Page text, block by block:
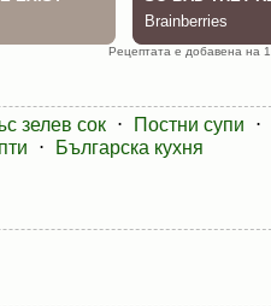
Рецептата е добавена на
зелев сок ⋅ Постни супи
⋅
⋅ Българска кухня